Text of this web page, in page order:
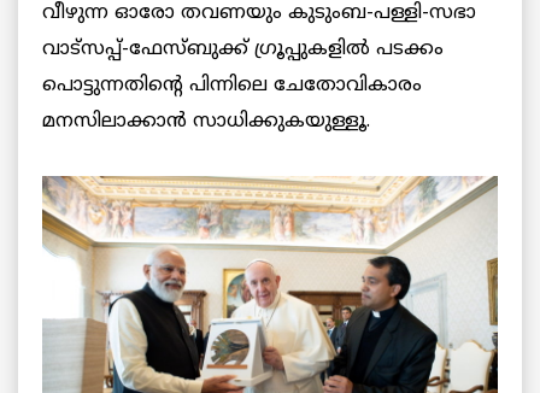
വീഴുന്ന ഓരോ തവണയും കുടുംബ-പള്ളി-സഭാ
വാട്സപ്പ്-ഫേസ്ബുക്ക് ഗ്രൂപ്പുകളിൽ പടക്കം
പൊട്ടുന്നതിന്റെ പിന്നിലെ ചേതോവികാരം
മനസിലാക്കാൻ സാധിക്കുകയുള്ളൂ.